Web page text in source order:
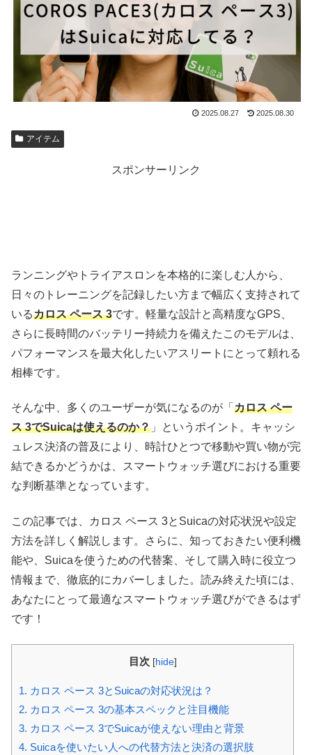
2025.08.27 2025.08.30
アイテム
スポンサーリンク
ランニングやトライアスロンを本格的に楽しむ人から、
日々のトレーニングを記録したい方まで幅広く支持されて
いるカロス ペース 3です。軽量な設計と高精度なGPS、
さらに長時間のバッテリー持続力を備えたこのモデルは、
パフォーマンスを最大化したいアスリートにとって頼れる
相棒です。
そんな中、多くのユーザーが気になるのが「 カロス ペー
ス 3でSuicaは使えるのか？ 」というポイント。キャッシ
ュレス決済の普及により、時計ひとつで移動や買い物が完
結できるかどうかは、スマートウォッチ選びにおける重要
な判断基準となっています。
この記事では、カロス ペース 3とSuicaの対応状況や設定
方法を詳しく解説します。さらに、知っておきたい便利機
能や、Suicaを使うための代替案、そして購入時に役立つ
情報まで、徹底的にカバーしました。読み終えた頃には、
あなたにとって最適なスマートウォッチ選びができるはず
です！
目次 [hide]
1. カロス ペース 3とSuicaの対応状況は？
2. カロス ペース 3の基本スペックと注目機能
3. カロス ペース 3でSuicaが使えない理由と背景
4. Suicaを使いたい人への代替方法と決済の選択肢